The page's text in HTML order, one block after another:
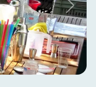
Next